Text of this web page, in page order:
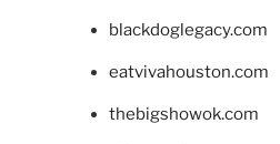
blackdoglegacy.com
eatvivahouston.com
thebigshowok.com